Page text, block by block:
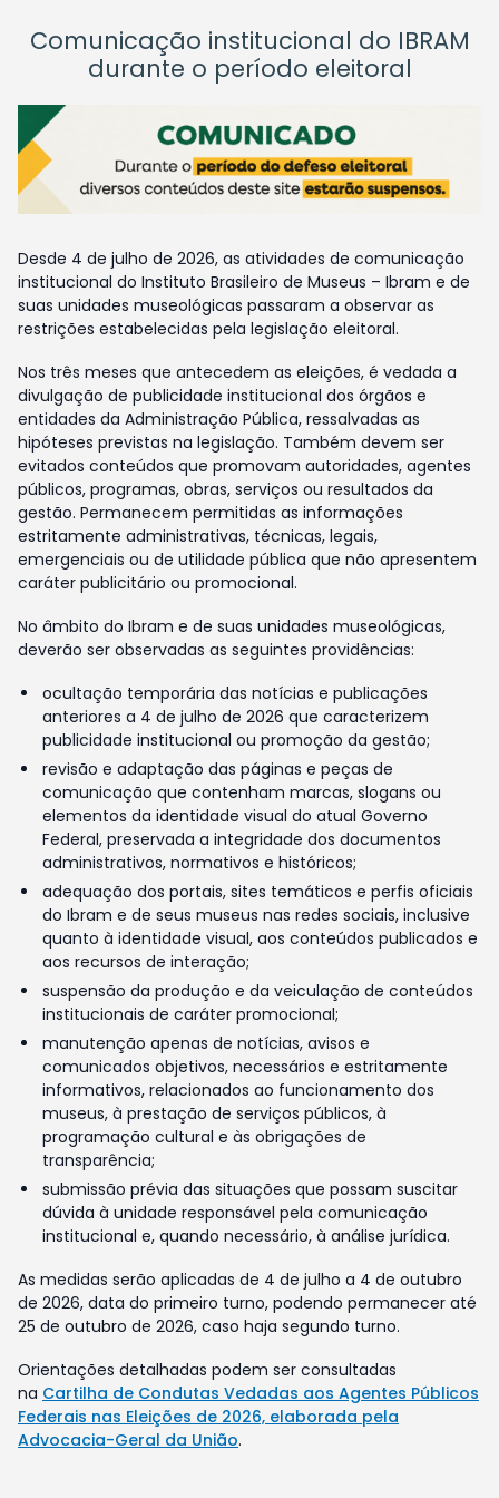
Comunicação institucional do IBRAM
durante o período eleitoral
Desde 4 de julho de 2026, as atividades de comunicação
institucional do Instituto Brasileiro de Museus – Ibram e de
suas unidades museológicas passaram a observar as
restrições estabelecidas pela legislação eleitoral.
Nos três meses que antecedem as eleições, é vedada a
divulgação de publicidade institucional dos órgãos e
entidades da Administração Pública, ressalvadas as
hipóteses previstas na legislação. Também devem ser
evitados conteúdos que promovam autoridades, agentes
públicos, programas, obras, serviços ou resultados da
gestão. Permanecem permitidas as informações
estritamente administrativas, técnicas, legais,
emergenciais ou de utilidade pública que não apresentem
caráter publicitário ou promocional.
No âmbito do Ibram e de suas unidades museológicas,
deverão ser observadas as seguintes providências:
ocultação temporária das notícias e publicações
anteriores a 4 de julho de 2026 que caracterizem
publicidade institucional ou promoção da gestão;
revisão e adaptação das páginas e peças de
comunicação que contenham marcas, slogans ou
elementos da identidade visual do atual Governo
Federal, preservada a integridade dos documentos
administrativos, normativos e históricos;
adequação dos portais, sites temáticos e perfis oficiais
do Ibram e de seus museus nas redes sociais, inclusive
quanto à identidade visual, aos conteúdos publicados e
aos recursos de interação;
suspensão da produção e da veiculação de conteúdos
institucionais de caráter promocional;
manutenção apenas de notícias, avisos e
comunicados objetivos, necessários e estritamente
informativos, relacionados ao funcionamento dos
museus, à prestação de serviços públicos, à
programação cultural e às obrigações de
transparência;
submissão prévia das situações que possam suscitar
dúvida à unidade responsável pela comunicação
institucional e, quando necessário, à análise jurídica.
As medidas serão aplicadas de 4 de julho a 4 de outubro
de 2026, data do primeiro turno, podendo permanecer até
25 de outubro de 2026, caso haja segundo turno.
Orientações detalhadas podem ser consultadas
na Cartilha de Condutas Vedadas aos Agentes Públicos
Federais nas Eleições de 2026, elaborada pela
Advocacia-Geral da União.